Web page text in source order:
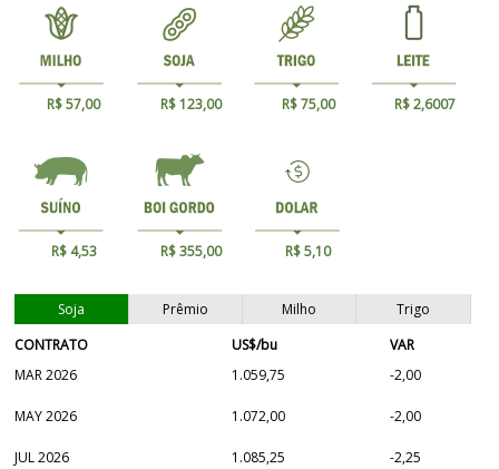
R$ 57,00 R$ 123,00 R$ 75,00 R$ 2,6007
R$ 4,53 R$ 355,00 R$ 5,10
Soja Prêmio Milho
Trigo
CONTRATO
US$/bu
VAR
MAR 2026
1.059,75 -2,00
MAY 2026 1.072,00 -2,00
JUL 2026 1.085,25 -2,25